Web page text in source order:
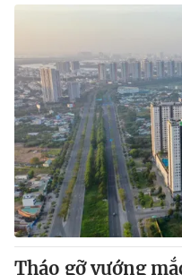
Tháo gỡ vướng